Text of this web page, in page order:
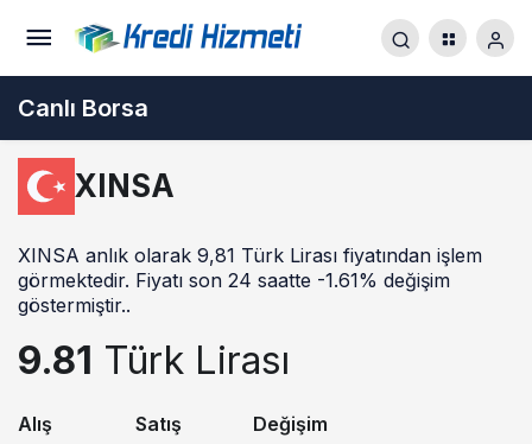
Canlı Borsa
XINSA
XINSA anlık olarak 9,81 Türk Lirası fiyatından işlem
görmektedir. Fiyatı son 24 saatte -1.61% değişim
göstermiştir..
9.81 Türk Lirası
Alış
Satış
Değişim